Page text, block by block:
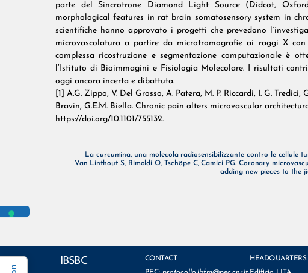
parte del Sincrotrone Diamond Light Source (Didcot,
morphological features in rat brain somatosensory system in
scientifiche hanno approvato i progetti che prevedono
microvascolatura a partire da microtromografie ai raggi X
complessa ricostruzione e segmentazione computazionale è
l’Istituto di Bioimmagini e Fisiologia Molecolare. I risultati
oggi ancora incerta e dibattuta.
[1] A.G. Zippo, V. Del Grosso, A. Patera, M. P. Riccardi, I. G.
Bravin, G.E.M. Biella. Chronic pain alters microvascular
https://doi.org/10.1101/755132.
La curcumina, una molecola radiosensibilizzante contro le cellule
Van Linthout S, Rimoldi O, Tschöpe C, Camici PG. Coronary
adding new pieces to the
IBSBC
CONTACT
HEADQUARTERS